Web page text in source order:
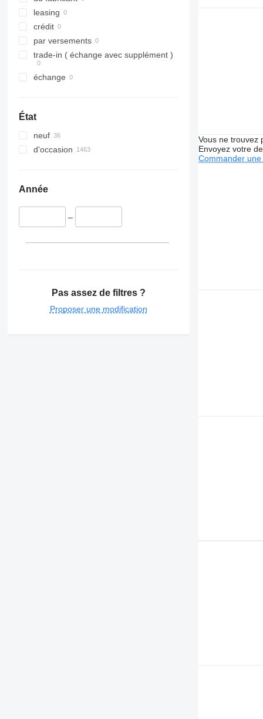
leasing
crédit
par versements
trade-in ( échange avec supplément )
échange
État
neuf
d'occasion
Année
–
Pas assez de filtres ?
Proposer une modification
Vous ne trouvez
Envoyez votre
Commander